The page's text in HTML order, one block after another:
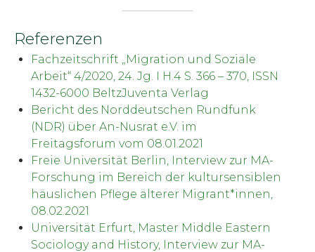
Referenzen
Fachzeitschrift „Migration und Soziale
Arbeit“ 4/2020, 24. Jg. I H.4 S. 366 – 370, ISSN
1432-6000 BeltzJuventa Verlag
Bericht des Norddeutschen Rundfunk
(NDR) über An-Nusrat e.V. im
Freitagsforum vom 08.01.2021
Freie Universität Berlin, Interview zur MA-
Forschung im Bereich der kultursensiblen
häuslichen Pflege älterer Migrant*innen,
08.02.2021
Universität Erfurt, Master Middle Eastern
Sociology and History, Interview zur MA-